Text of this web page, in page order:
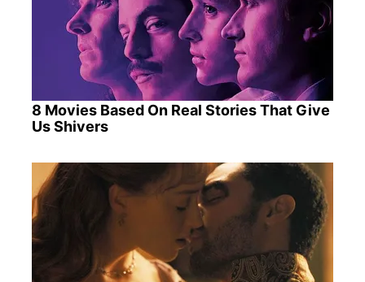
8 Movies Based On Real Stories That Give
Us Shivers